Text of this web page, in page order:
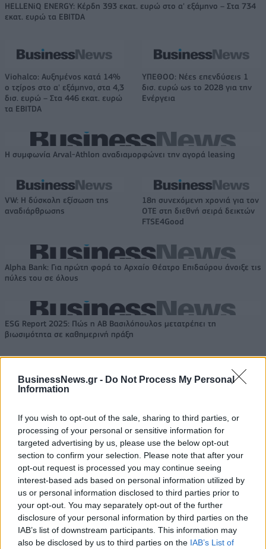
BusinessNews.gr - Do Not Process My Personal
Information
If you wish to opt-out of the sale, sharing to third parties, or
processing of your personal or sensitive information for
targeted advertising by us, please use the below opt-out
section to confirm your selection. Please note that after your
opt-out request is processed you may continue seeing
interest-based ads based on personal information utilized by
us or personal information disclosed to third parties prior to
your opt-out. You may separately opt-out of the further
disclosure of your personal information by third parties on the
IAB’s list of downstream participants. This information may
also be disclosed by us to third parties on the IAB’s List of
HELLENiQ ENERGY: Κέρδη 393 εκατ. ευρώ στο α' εξάμηνο – Στα 734
εκατ. ευρώ τα EBITDA
Viohalco: Αυξημένος κατά 14%
ο τζίρος στο α' εξάμηνο, στα 4,3
δισ. ευρώ – Στα 446 εκατ. ευρώ
τα EBITDA
ΥΠΕΘΟΟ: Νέες επενδύσεις 1
δισ. ευρώ ως το 2028 για την
Ενέργεια
Η συμφωνία Arval-Athlon αναδιαμορφώνει την αγορά leasing
VW: Η δύσκολη εξίσωση της
αναδιάρθρωσης
18η συνεχόμενη χρονιά για τον
ΟΤΕ στη διεθνή σειρά δεικτών
FTSE4Good
Alpha Bank: Για πρώτη φορά το Αρχαίο Θέατρο Επιδαύρου άνοιξε τις
πύλες του σε όλους
ESG Report 2025: Πώς η ΑΒ Βασιλόπουλος μετατρέπει τη
βιωσιμότητα σε καθημερινή πράξη
Πτώχευση κήρυξε ο δήμος
Αχαρνών λόγω χρεών
03/08/2016 - 03:00
Τσακαλώτος: "Δεν θα
υπάρξει νέο
συμπληρωματικό
μνημόνιο"